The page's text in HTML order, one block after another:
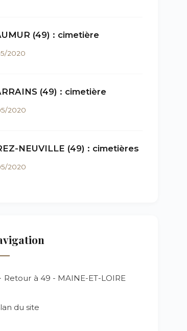
(49) : cimetière
2020
(49) : cimetière
2020
NEUVILLE (49) : cimetières
2020
Retour à 49 - MAINE-ET-LOIRE
du site